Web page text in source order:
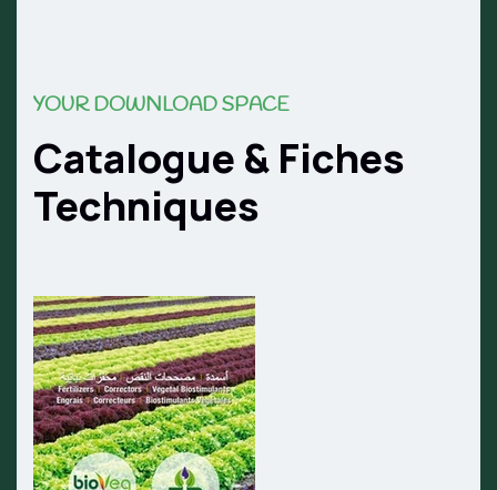
YOUR DOWNLOAD SPACE
Catalogue & Fiches
Techniques